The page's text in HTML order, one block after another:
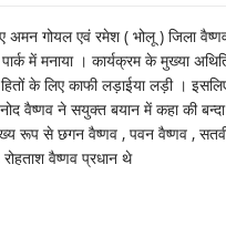
अमन गोयल एवं रमेश ( भोलू ) जिला
में मनाया । कार्यक्रम के मुख्या
के लिए काफी लड़ाईया लड़ी ।
वैष्णव ने सयुक्त बयान में कहा की
रूप से छगन वैष्णव , पवन वैष्णव ,
वैष्णव प्रधान थे